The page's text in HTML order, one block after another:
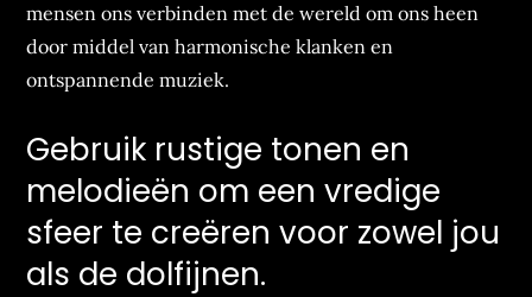
mensen ons verbinden met de wereld om ons heen
door middel van harmonische klanken en
ontspannende muziek.
Gebruik rustige tonen en
melodieën om een vredige
sfeer te creëren voor zowel jou
als de dolfijnen.